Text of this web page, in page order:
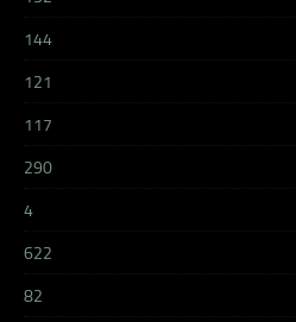
144
121
117
290
4
622
82